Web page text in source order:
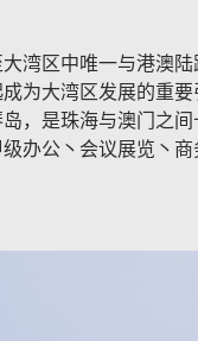
湾区中唯一与港澳
为大湾区发展的重
，是珠海与澳门之
办公丶会议展览丶